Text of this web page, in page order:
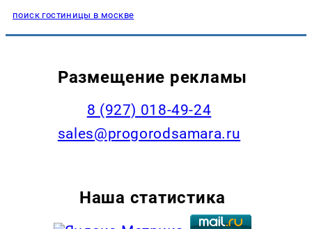
поиск гостиницы в москве
Размещение рекламы
8 (927) 018-49-24
sales@progorodsamara.ru
Наша статистика